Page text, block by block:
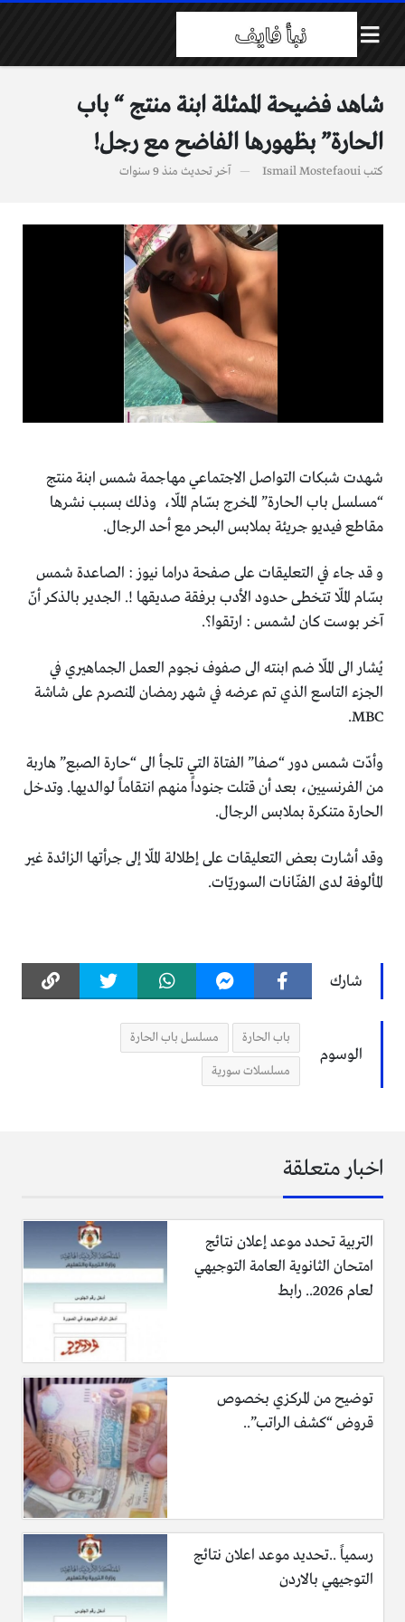
شاهد فضيحة الممثلة ابنة منتج “ باب
الحارة” بظهورها الفاضح مع رجل!
كتبIsmail Mostefaoui آخر تحديث منذ 9 سنوات
شهدت شبكات التواصل الاجتماعي مهاجمة شمس ابنة منتج
“مسلسل باب الحارة” المخرج بسّام الملّا، وذلك بسبب نشرها
مقاطع فيديو جريئة بملابس البحر مع أحد الرجال.
و قد جاء في التعليقات على صفحة دراما نيوز : الصاعدة شمس
بسّام الملّا تتخطى حدود الأدب برفقة صديقها !. الجدير بالذكر أنّ
آخر بوست كان لشمس : ارتقوا؟.
يُشار الى الملّا ضم ابنته الى صفوف نجوم العمل الجماهيري في
الجزء التاسع الذي تم عرضه في شهر رمضان المنصرم على شاشة
MBC.
وأدّت شمس دور “صفا” الفتاة التي تلجأ الى “حارة الصبع” هاربة
من الفرنسيين، بعد أن قتلت جنوداً منهم انتقاماً لوالديها. وتدخل
الحارة متنكرة بملابس الرجال.
وقد أشارت بعض التعليقات على إطلالة الملّا إلى جرأتها الزائدة غير
المألوفة لدى الفنّانات السوريّات.
شارك
الوسوم
باب الحارة مسلسل باب الحارة
مسلسلات سورية
اخبار متعلقة
التربية تحدد موعد إعلان نتائج
امتحان الثانوية العامة التوجيهي
لعام 2026.. رابط
توضيح من المركزي بخصوص
قروض “كشف الراتب”..
رسمياً ..تحديد موعد اعلان نتائج
التوجيهي بالاردن